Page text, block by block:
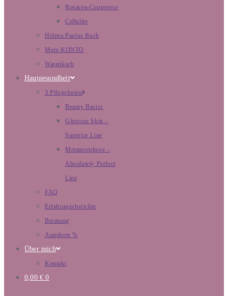
Rosacea-Couperose
Cellulite
Helena Paulus Buch
Mein KONTO
Warenkorb
Hautgesundheit
3 Pflegelinien
Beauty Basics
Glorious Skin –
Superior Line
Metamorphose –
Absolutely Perfect
Line
FAQ
Erfahrungsberichte
Beratung
Angebote %
Über mich
Kontakt
0,00 € 0